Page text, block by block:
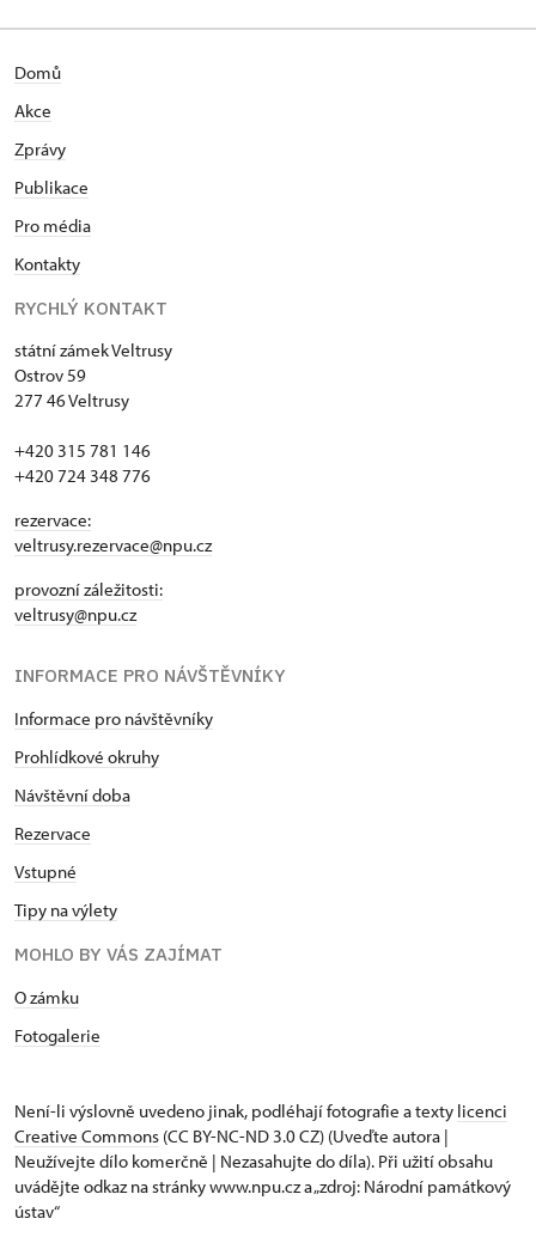
Domů
Akce
Zprávy
Publikace
Pro média
Kontakty
RYCHLÝ KONTAKT
státní zámek Veltrusy
Ostrov 59
277 46 Veltrusy
+420 315 781 146
+420 724 348 776
rezervace:
veltrusy.rezervace@npu.cz
provozní záležitosti:
veltrusy@npu.cz
INFORMACE PRO NÁVŠTĚVNÍKY
Informace pro návštěvníky
Prohlídkové okruhy
Návštěvní doba
Rezervace
Vstupné
Tipy na výlety
MOHLO BY VÁS ZAJÍMAT
O zámku
Fotogalerie
Není-li výslovně uvedeno jinak, podléhají fotografie a texty licenci
Creative Commons (CC BY-NC-ND 3.0 CZ) (Uveďte autora |
Neužívejte dílo komerčně | Nezasahujte do díla). Při užití obsahu
uvádějte odkaz na stránky www.npu.cz a „zdroj: Národní památkový
ústav“